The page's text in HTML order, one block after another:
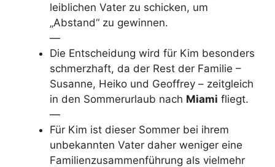
leiblichen Vater zu schicken, um
„Abstand“ zu gewinnen.
—
Die Entscheidung wird für Kim besonders
schmerzhaft, da der Rest der Familie –
Susanne, Heiko und Geoffrey – zeitgleich
in den Sommerurlaub nach Miami fliegt.
—
Für Kim ist dieser Sommer bei ihrem
unbekannten Vater daher weniger eine
Familienzusammenführung als vielmehr